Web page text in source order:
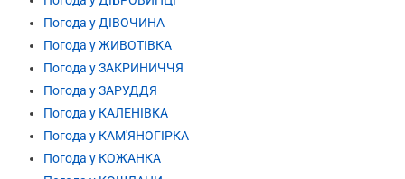
Погода у ДІВОЧИНА
Погода у ЖИВОТІВКА
Погода у ЗАКРИНИЧЧЯ
Погода у ЗАРУДДЯ
Погода у КАЛЕНІВКА
Погода у КАМ'ЯНОГІРКА
Погода у КОЖАНКА